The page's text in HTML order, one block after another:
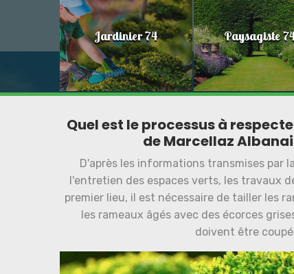
Jardinier 74 Paysagiste
Quel est le processus à
de Marcellaz
D'après les informations transmises par
l'entretien des espaces verts, les travaux
premier lieu, il est nécessaire de tailler les
les rameaux âgés avec des écorces
doivent être